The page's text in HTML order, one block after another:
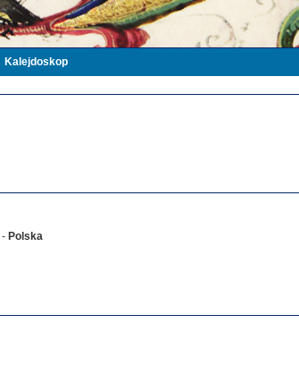
Kalejdoskop
- Polska